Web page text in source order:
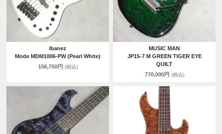
Ibanez
Mode MDM1006-PW (Pearl White)
156,750円 (税込)
MUSIC MAN
JP15-7 M GREEN TIGER EYE
QUILT
770,000円 (税込)